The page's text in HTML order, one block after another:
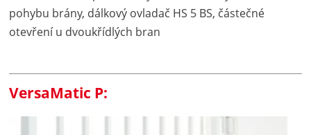
pohybu brány, dálkový ovladač HS 5 BS, částečné
otevření u dvoukřídlých bran
VersaMatic P: